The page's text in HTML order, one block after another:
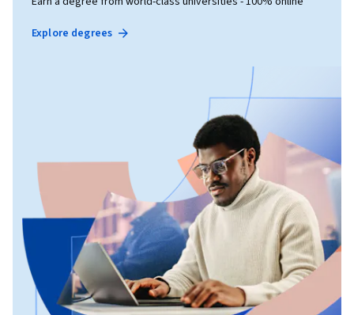
Explore degrees